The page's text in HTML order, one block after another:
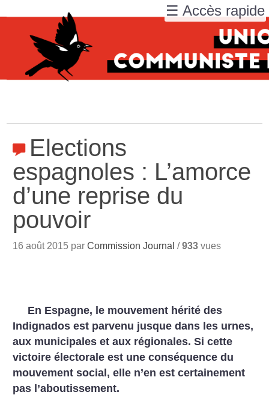
Elections
espagnoles : L’amorce
d’une reprise du
pouvoir
16 août 2015 parCommission Journal /933 vues
En Espagne, le mouvement hérité des
Indignados est parvenu jusque dans les urnes,
aux municipales et aux régionales. Si cette
victoire électorale est une conséquence du
mouvement social, elle n’en est certainement
pas l’aboutissement.
☰ Accès rapide